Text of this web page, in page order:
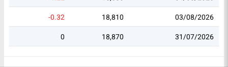
03/08/2026
18,810
-0.32
31/07/2026
18,870
0